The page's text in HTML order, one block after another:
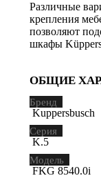
Различные
крепления
позволяют
шкафы
ОБЩИЕ
Бренд
Kuppersbusch
Серия
K.5
Модель
FKG 8540.0i